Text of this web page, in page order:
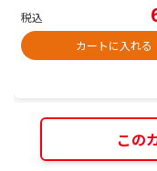
税込
カートに入れる
この